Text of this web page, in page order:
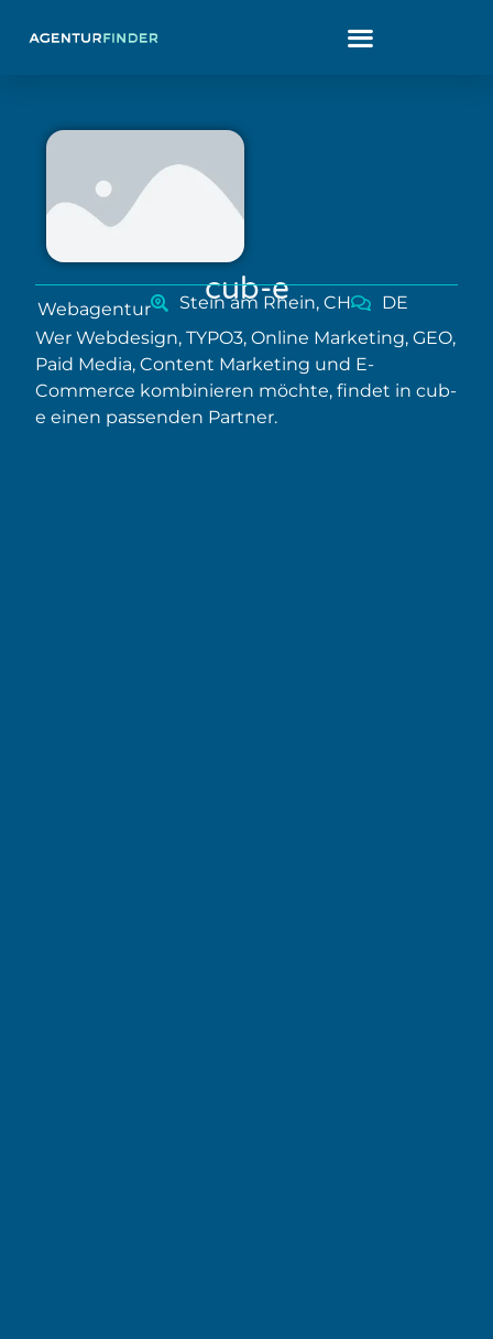
cub-e
Webagentur Stein am Rhein, CH
DE
Wer Webdesign, TYPO3, Online Marketing, GEO,
Paid Media, Content Marketing und E-
Commerce kombinieren möchte, findet in cub-
e einen passenden Partner.